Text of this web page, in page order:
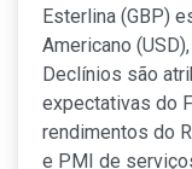
Esterlina (GBP)
Americano
Declínios são
expectativas do
rendimentos do
e PMI de